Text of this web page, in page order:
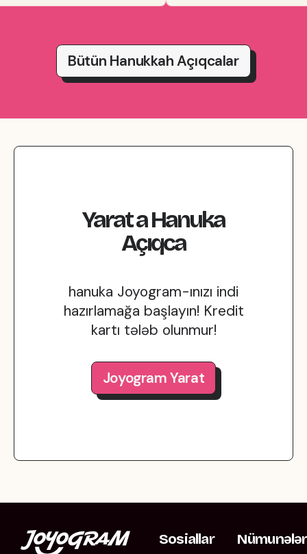
Bütün Hanukkah Açıqcalar
YarataHanuka
Açıqca
hanuka Joyogram-ınızı indi
hazırlamağa başlayın! Kredit
kartı tələb olunmur!
Joyogram Yarat
Sosiallar Nümunələr